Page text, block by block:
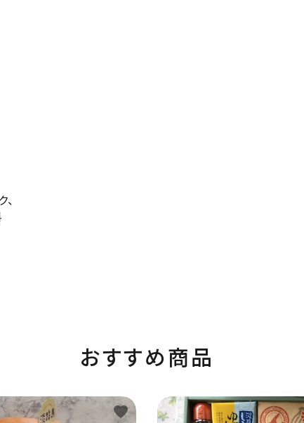
おすすめ商品
favorite